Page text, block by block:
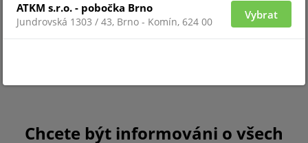
Chcete být informováni o všech
ATKM s.r.o. - pobočka Brno
Jundrovská 1303 / 43, Brno - Komín, 624 00
Vybrat